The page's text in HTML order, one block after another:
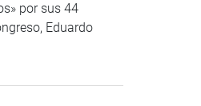
por sus 44
Eduardo